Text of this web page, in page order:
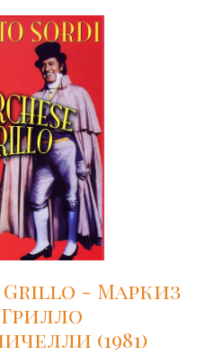
Grillo - Маркиз
(1981)